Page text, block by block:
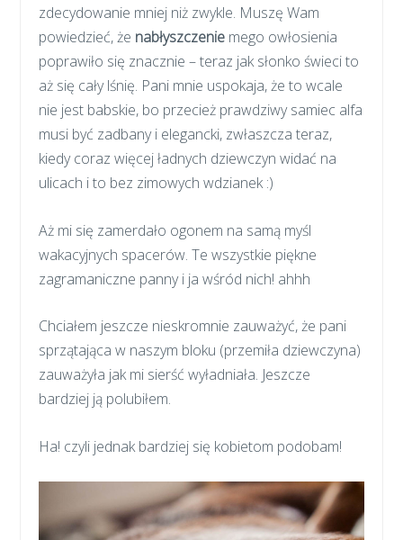
zdecydowanie mniej niż zwykle. Muszę Wam
powiedzieć, że nabłyszczenie mego owłosienia
poprawiło się znacznie – teraz jak słonko świeci to
aż się cały lśnię. Pani mnie uspokaja, że to wcale
nie jest babskie, bo przecież prawdziwy samiec alfa
musi być zadbany i elegancki, zwłaszcza teraz,
kiedy coraz więcej ładnych dziewczyn widać na
ulicach i to bez zimowych wdzianek :)
Aż mi się zamerdało ogonem na samą myśl
wakacyjnych spacerów. Te wszystkie piękne
zagramaniczne panny i ja wśród nich! ahhh
Chciałem jeszcze nieskromnie zauważyć, że pani
sprzątająca w naszym bloku (przemiła dziewczyna)
zauważyła jak mi sierść wyładniała. Jeszcze
bardziej ją polubiłem.
Ha! czyli jednak bardziej się kobietom podobam!